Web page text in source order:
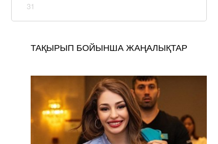
31
ТАҚЫРЫП БОЙЫНША ЖАҢАЛЫҚТАР